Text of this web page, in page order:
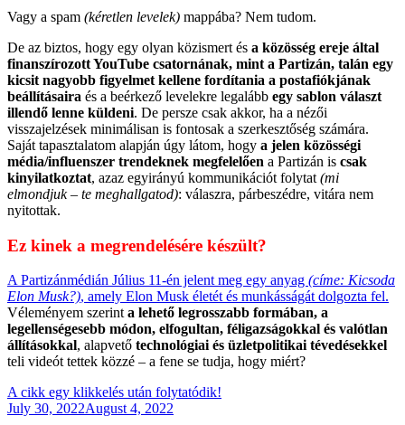
Vagy a spam (kéretlen levelek) mappába? Nem tudom.
De az biztos, hogy egy olyan közismert és a közösség ereje által
finanszírozott YouTube csatornának, mint a Partizán, talán egy
kicsit nagyobb figyelmet kellene fordítania a postafiókjának
beállításaira és a beérkező levelekre legalább egy sablon választ
illendő lenne küldeni. De persze csak akkor, ha a nézői
visszajelzések minimálisan is fontosak a szerkesztőség számára.
Saját tapasztalatom alapján úgy látom, hogy a jelen közösségi
média/influenszer trendeknek megfelelően a Partizán is csak
kinyilatkoztat, azaz egyirányú kommunikációt folytat (mi
elmondjuk – te meghallgatod): válaszra, párbeszédre, vitára nem
nyitottak.
Ez kinek a megrendelésére készült?
A Partizánmédián Július 11-én jelent meg egy anyag (címe: Kicsoda
Elon Musk?), amely Elon Musk életét és munkásságát dolgozta fel.
Véleményem szerinta lehető legrosszabb formában, a
legellenségesebb módon, elfogultan, féligazságokkal és valótlan
állításokkal, alapvető technológiai és üzletpolitikai tévedésekkel
teli videót tettek közzé – a fene se tudja, hogy miért?
A cikk egy klikkelés után folytatódik!
Posted
July 30, 2022August 4, 2022